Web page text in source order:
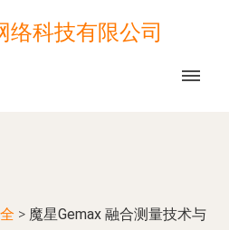
络科技有限公司
> 魔星Gemax 融合测量技术与